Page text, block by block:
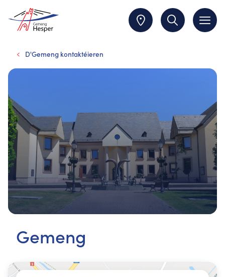
D'Gemeng kontaktéieren
Gemeng